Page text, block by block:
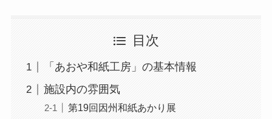
目次
「あおや和紙工房」の基本情報
施設内の雰囲気
第19回因州和紙あかり展